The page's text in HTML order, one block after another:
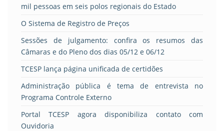
mil pessoas em seis polos regionais do Estado
O Sistema de Registro de Preços
Sessões de julgamento: confira os resumos das
Câmaras e do Pleno dos dias 05/12 e 06/12
TCESP lança página unificada de certidões
Administração pública é tema de entrevista no
Programa Controle Externo
Portal TCESP agora disponibiliza contato com
Ouvidoria